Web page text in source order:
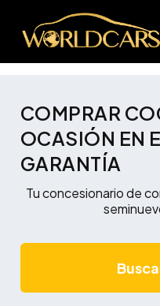
COMPRAR
OCASIÓN EN
GARANTÍA
Tu concesionario de